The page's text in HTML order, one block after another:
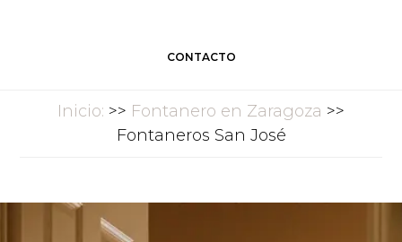
CONTACTO
Inicio: >> Fontanero en Zaragoza >>
Fontaneros San José